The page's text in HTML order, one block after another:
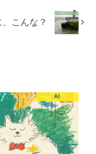
こんな？
AI